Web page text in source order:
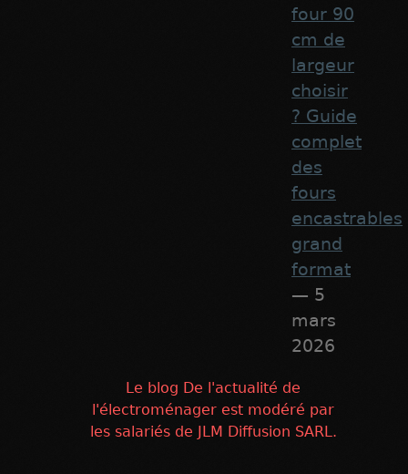
four 90
cm de
largeur
choisir
? Guide
complet
des
fours
encastrables
grand
format
— 5
mars
2026
Le blog De l'actualité de
l'électroménager est modéré par
les salariés de JLM Diffusion SARL.